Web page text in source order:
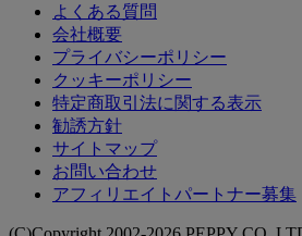
よくある質問
会社概要
プライバシーポリシー
クッキーポリシー
特定商取引法に関する表示
勧誘方針
サイトマップ
お問い合わせ
アフィリエイトパートナー募集